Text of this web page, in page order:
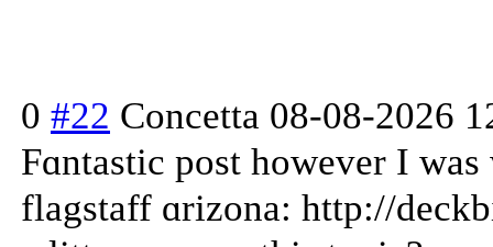
0 #22 Concetta 08-08-2026
Fɑntastic post however I
flagstаff ɑrizona: http://